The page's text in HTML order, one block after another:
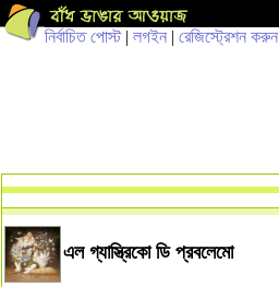
নির্বাচিত পোস্ট| লগইন | রেজিস্ট্রেশন করুন
এল গ্যাস্ত্রিকো ডি প্রবলেমো